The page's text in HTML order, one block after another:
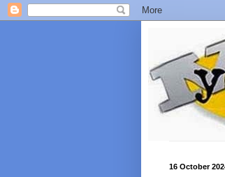
16 October